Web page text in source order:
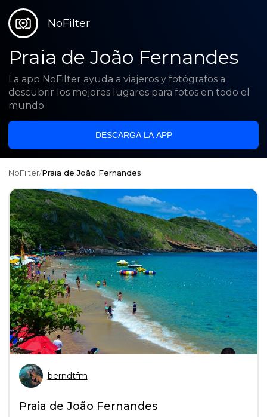
NoFilter
Praia de João Fernandes
La app NoFilter ayuda a viajeros y fotógrafos a
descubrir los mejores lugares para fotos en todo el
mundo
DESCARGA LA APP
NoFilter/Praia de João Fernandes
berndtfm
Praia de João Fernandes